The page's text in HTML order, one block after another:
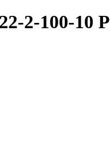
2-100-10